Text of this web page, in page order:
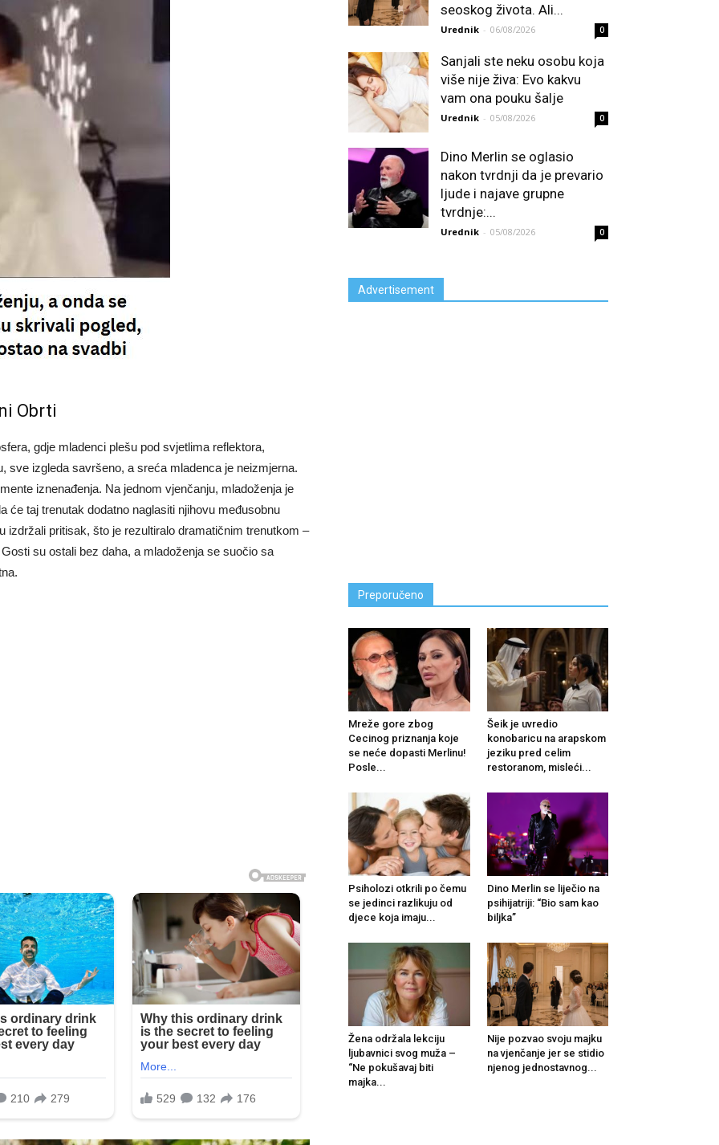
Obrti
gdje mladenci plešu pod svjetlima reflektora,
sve izgleda savršeno, a sreća mladenca je neizmjerna.
iznenađenja. Na jednom vjenčanju, mladoženja je
će taj trenutak dodatno naglasiti njihovu međusobnu
izdržali pritisak, što je rezultiralo dramatičnim trenutkom –
su ostali bez daha, a mladoženja se suočio sa
seoskog života. Ali...
Urednik - 06/08/2026 0
Sanjali ste neku osobu koja
više nije živa: Evo kakvu
vam ona pouku šalje
Urednik - 05/08/2026 0
Dino Merlin se oglasio
nakon tvrdnji da je prevario
ljude i najave grupne
tvrdnje:...
Urednik - 05/08/2026 0
Advertisement
Preporučeno
Mreže gore zbog
Cecinog priznanja koje
se neće dopasti Merlinu!
Posle...
Šeik je uvredio
konobaricu na arapskom
jeziku pred celim
restoranom, misleći...
Psiholozi otkrili po čemu
se jedinci razlikuju od
djece koja imaju...
Dino Merlin se liječio na
psihijatriji: “Bio sam kao
biljka”
Žena održala lekciju
ljubavnici svog muža –
“Ne pokušavaj biti
majka...
Nije pozvao svoju majku
na vjenčanje jer se stidio
njenog jednostavnog...